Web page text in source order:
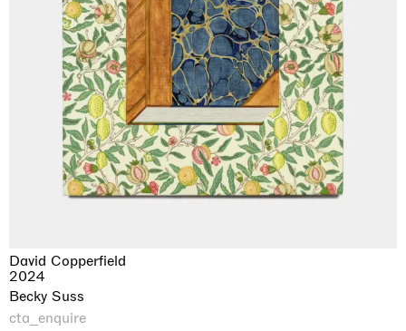
David Copperfield
2024
Becky Suss
cta_enquire